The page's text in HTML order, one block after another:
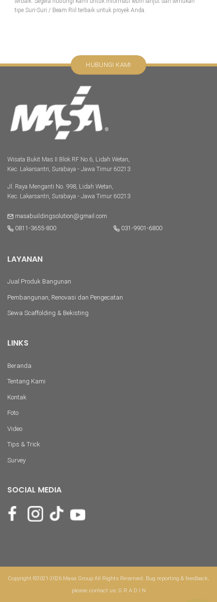
tipe Suri-Suri / Beam Riil terbaik untuk proyek Anda.
Wisata Bukit Mas II Blok RF No.6, Lidah Wetan,
Kec. Lakarsantri, Surabaya - Jawa Timur 60213
Jl. Raya Menganti No. 998, Lidah Wetan,
Kec. Lakarsantri, Surabaya - Jawa Timur 60213
masabuildingsolution@gmail.com
0811-3655-800
031-9901-6800
LAYANAN
Jual Produk Bangunan
Pembangunan, Renovasi dan Pengecatan
Sewa Scaffolding & Bekisting
LINKS
Beranda
Tentang Kami
Kontak
Foto
Video
Tips & Trick
Survey
SOCIAL MEDIA
Copyright ©2021-2026 Masa Group All Rights Reserved. Bug reporting & feedback,
please contact us: G R A D I N
HUBUNGI KAMI